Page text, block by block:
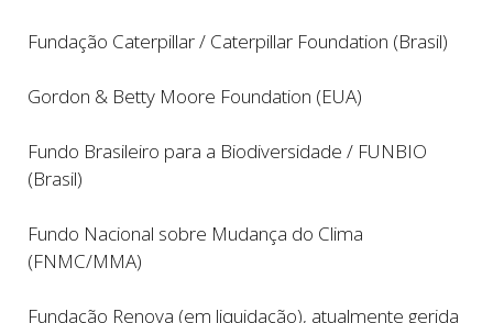
Fundação Caterpillar / Caterpillar Foundation (Brasil)
Gordon & Betty Moore Foundation (EUA)
Fundo Brasileiro para a Biodiversidade / FUNBIO
(Brasil)
Fundo Nacional sobre Mudança do Clima
(FNMC/MMA)
Fundação Renova (em liquidação), atualmente gerida